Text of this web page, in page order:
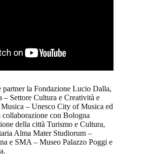
partner la Fondazione Lucio Dalla,
Settore Cultura e Creatività e
– Unesco City of Musica ed
collaborazione con Bologna
della città Turismo e Cultura,
Alma Mater Studiorum –
e SMA – Museo Palazzo Poggi e